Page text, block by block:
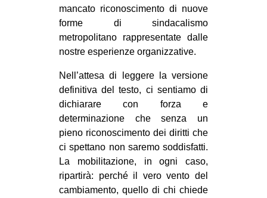
mancato riconoscimento di nuove
forme di sindacalismo
metropolitano rappresentate dalle
nostre esperienze organizzative.
Nell’attesa di leggere la versione
definitiva del testo, ci sentiamo di
dichiarare con forza e
determinazione che senza un
pieno riconoscimento dei diritti che
ci spettano non saremo soddisfatti.
La mobilitazione, in ogni caso,
ripartirà: perché il vero vento del
cambiamento, quello di chi chiede